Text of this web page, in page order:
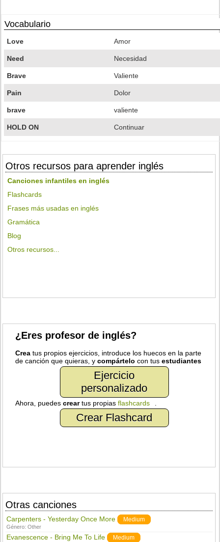
Vocabulario
Love Amor
Need Necesidad
Brave Valiente
Pain Dolor
brave valiente
HOLD ON Continuar
Otros recursos para aprender inglés
Canciones infantiles en inglés
Flashcards
Frases más usadas en inglés
Gramática
Blog
Otros recursos...
¿Eres profesor de inglés?
Crea tus propios ejercicios, introduce los huecos en la parte
de canción que quieras, ycompártelo con tusestudiantes
Ejercicio
personalizado
Ahora, puedescreartus propiasflashcards
Crear Flashcard
Otras canciones
Carpenters - Yesterday Once More Medium
Género:Other
Evanescence - Bring Me To Life Medium